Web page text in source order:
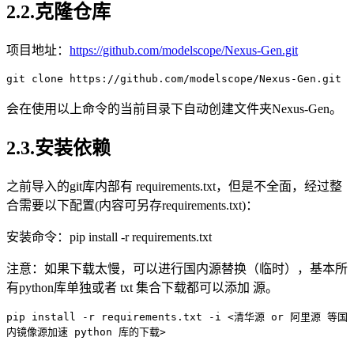
2.2.克隆仓库
项目地址： https://github.com/modelscope/Nexus-Gen.git
git clone https://github.com/modelscope/Nexus-Gen.git
会在使用以上命令的当前目录下自动创建文件夹Nexus-Gen。
2.3.安装依赖
之前导入的git库内部有 requirements.txt，但是不全面，经过整
合需要以下配置(内容可另存requirements.txt)：
安装命令：pip install -r requirements.txt
注意：如果下载太慢，可以进行国内源替换（临时），基本所
有python库单独或者 txt 集合下载都可以添加 源。
pip install -r requirements.txt -i <清华源 or 阿里源 等国
内镜像源加速 python 库的下载>